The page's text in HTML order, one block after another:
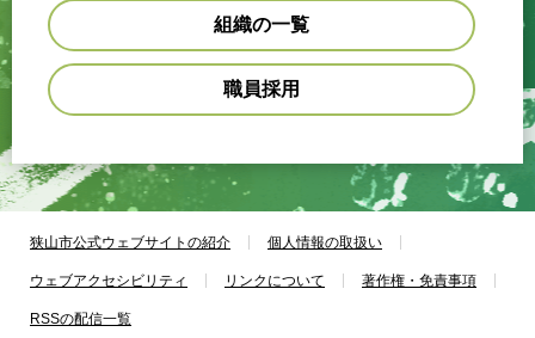
組織の一覧
職員採用
狭山市公式ウェブサイトの紹介 個人情報の取扱い
ウェブアクセシビリティ リンクについて 著作権・免責事項
RSSの配信一覧